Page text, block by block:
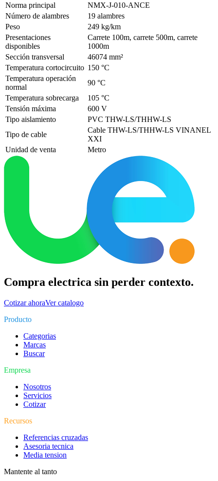
Norma principal
NMX-J-010-ANCE
Número de alambres
19 alambres
Peso
249 kg/km
Presentaciones
disponibles
Carrete 100m, carrete 500m, carrete
1000m
Sección transversal
46074 mm²
Temperatura cortocircuito 150 °C
Temperatura operación
normal
90 °C
Temperatura sobrecarga
105 °C
Tensión máxima
600 V
Tipo aislamiento
PVC THW-LS/THHW-LS
Tipo de cable
Cable THW-LS/THHW-LS VINANEL
XXI
Unidad de venta
Metro
Compra electrica sin perder contexto.
Cotizar ahoraVer catalogo
Producto
Categorias
Marcas
Buscar
Empresa
Nosotros
Servicios
Cotizar
Recursos
Referencias cruzadas
Asesoria tecnica
Media tension
Mantente al tanto